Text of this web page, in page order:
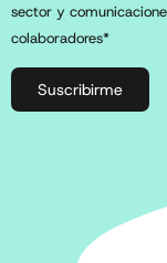
sector y
colaboradores*
Suscribirme